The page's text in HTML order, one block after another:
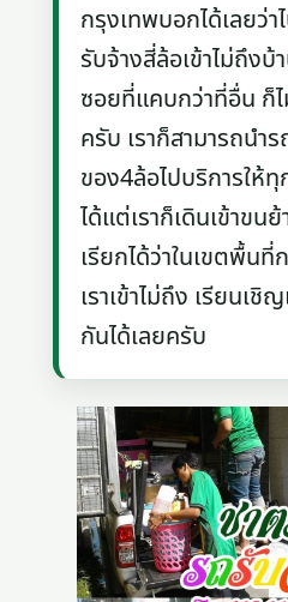
กรุงเทพบอกได้เลยว่
รับจ้างสี่ล้อเข้าไม่ถึงบ้
ซอยที่แคบกว่าที่อื่น ก็
ครับ เราก็สามารถนำ
ของ4ล้อไปบริการให้
ได้แต่เราก็เดินเข้าขน
เรียกได้ว่าในเขตพื้น
เราเข้าไม่ถึง เรียนเชิ
กันได้เลยครับ